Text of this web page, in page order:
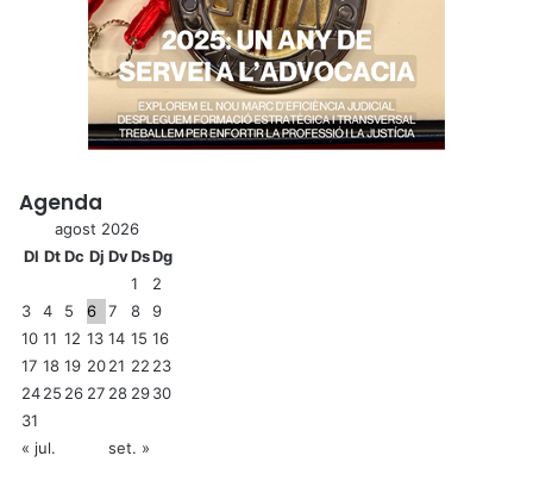
Agenda
agost 2026
Dl DtDc Dj DvDsDg
1
2
3
4 5 6 7 8
9
10 11 12 13 14 15 16
17 18 19 2021 22 23
2425 26 27 28 2930
31
« jul.
set. »